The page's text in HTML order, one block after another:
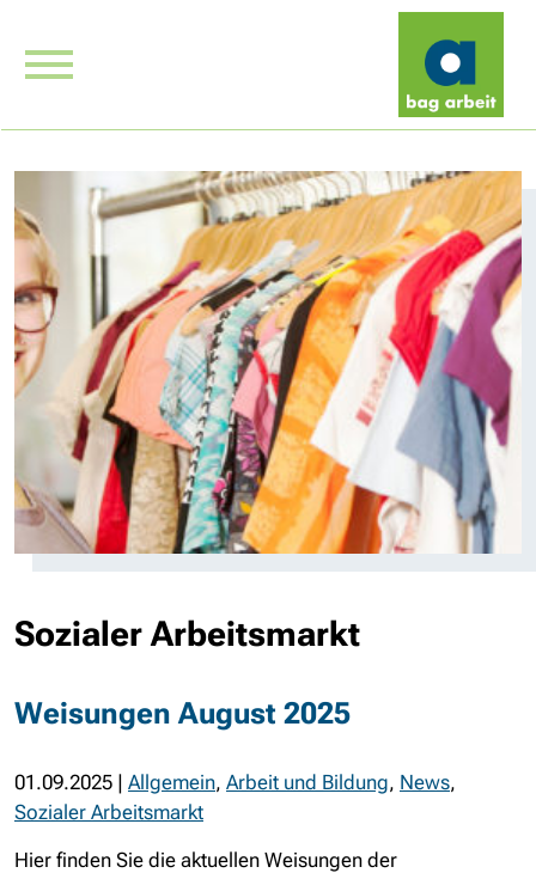
Sozialer Arbeitsmarkt
Weisungen August 2025
01.09.2025 | Allgemein, Arbeit und Bildung, News,
Sozialer Arbeitsmarkt
Hier finden Sie die aktuellen Weisungen der